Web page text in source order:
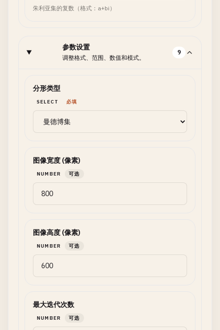
朱利亚集的复数（格式：a+bi）
参数设置
调整格式、范围、数值和模式。
9
分形类型
SELECT 必填
图像宽度 (像素)
NUMBER 可选
图像高度 (像素)
NUMBER 可选
最大迭代次数
NUMBER 可选